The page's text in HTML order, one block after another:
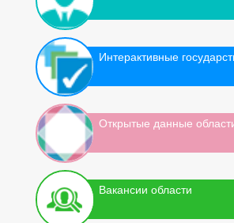
Интерактивные
Открытые данные
Вакансии области